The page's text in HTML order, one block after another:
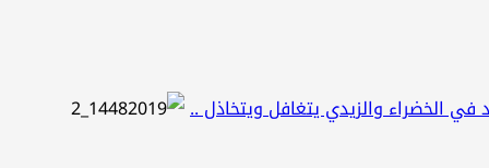
الخضراء والزيدي يتغافل ويتخاذل ..